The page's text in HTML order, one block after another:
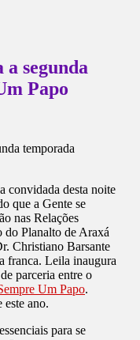
segunda
Papo
convidada desta noite
que a Gente se
nas Relações
do Planalto de Araxá
Christiano Barsante
franca. Leila inaugura
parceria entre o
Um Papo.
este ano.
para se